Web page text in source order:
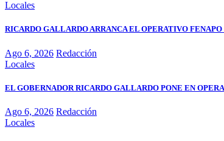
Locales
RICARDO GALLARDO ARRANCA EL OPERATIVO
Ago 6, 2026 Redacción
Locales
EL GOBERNADOR RICARDO GALLARDO PONE EN
Ago 6, 2026 Redacción
Locales